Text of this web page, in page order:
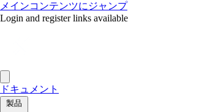
メインコンテンツにジャンプ
Login and register links available
ドキュメント
製品